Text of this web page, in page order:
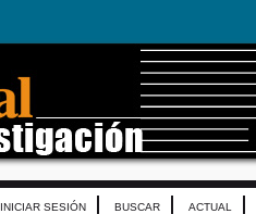
INICIAR SESIÓN BUSCAR ACTUAL